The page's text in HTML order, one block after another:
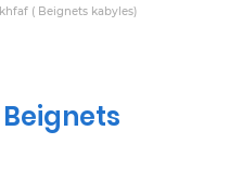
( Beignets kabyles)